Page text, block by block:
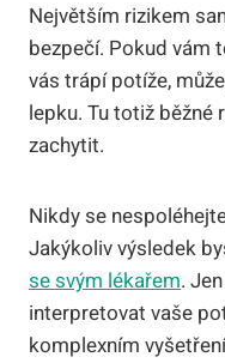
Největším rizikem
bezpečí. Pokud vám
vás trápí potíže,
lepku. Tu totiž
zachytit.
Nikdy se
Jakýkoliv výsledek
se svým lékařem.
interpretovat vaše
komplexním